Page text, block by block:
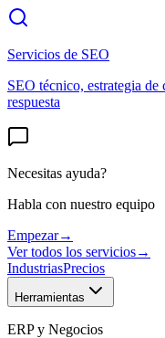
Servicios de SEO
SEO técnico, estrategia
respuesta
Necesitas ayuda?
Habla con nuestro equipo
Empezar→
Ver todos los servicios→
IndustriasPrecios
Herramientas
ERP y Negocios